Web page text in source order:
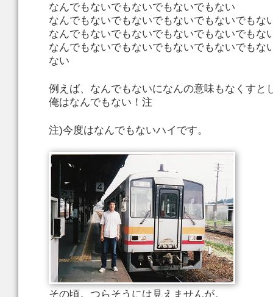
なんでもないでもないでもないでもない
なんでもないでもないでもないでもないでもな
なんでもないでもないでもないでもないでもな
なんでもないでもないでもないでもないでもな
ない
例えば、なんでもないになんの意味もなくすと
俺はなんでもない！注
注)今度はなんでもないハイです。
その頃。つらそうには見えませんが。